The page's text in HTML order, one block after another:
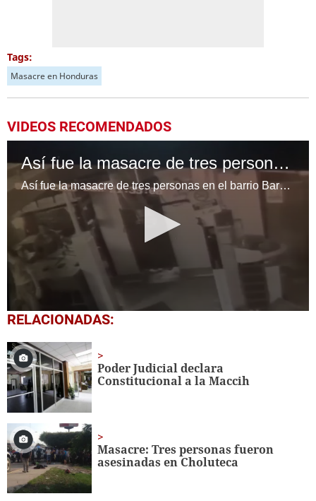
Tags:
Masacre en Honduras
VIDEOS RECOMENDADOS
Así fue la masacre de tres personas en el barrio Barandillas de San Pedro Sula
Así fue la masacre de tres personas en el barrio Barandillas de San Pedro Sula Cortesía: Redes sociales
0
seconds
48
seconds
RELACIONADAS:
Poder Judicial declara
Constitucional a la Maccih
Masacre: Tres personas fueron
asesinadas en Choluteca